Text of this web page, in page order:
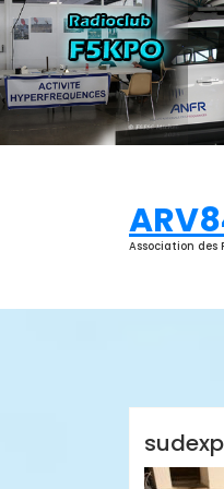
Aller
au
contenu
Association des